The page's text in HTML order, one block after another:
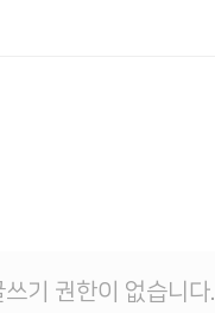
쓰기 권한이 없습니다.